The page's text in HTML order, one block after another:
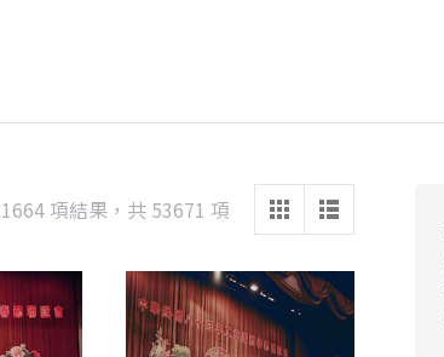
項結果，共 53671 項 Sorted
latest